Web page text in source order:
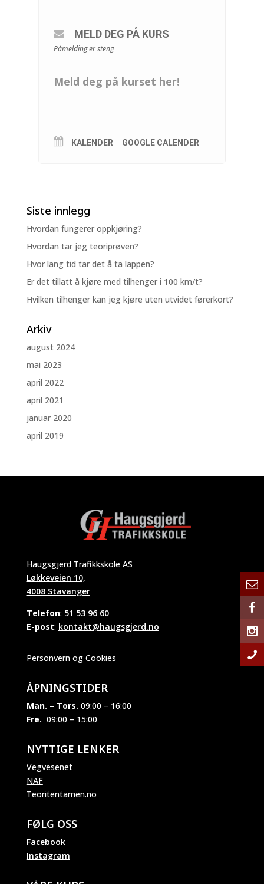
MELD DEG PÅ KURS
Påmelding er steng
Meld deg på kurset her!
KALENDER GOOGLE CALENDER
Siste innlegg
Hvordan fungerer oppkjøring?
Hvordan tar jeg teoriprøven?
Hvor lang tid tar det å ta lappen?
Er det tillatt å kjøre med tilhenger i 100 km/t?
Hvilken tilhenger kan jeg kjøre uten utvidet førerkort?
Arkiv
august 2024
mai 2023
april 2022
april 2021
januar 2020
april 2019
Haugsgjerd Trafikkskole AS
Løkkeveien 10,
4008 Stavanger
Telefon: 51 53 96 60
E-post: kontakt@haugsgjerd.no
Personvern og Cookies
ÅPNINGSTIDER
Man. – Tors. 09:00 – 16:00
Fre. 09:00 – 15:00
NYTTIGE LENKER
Vegvesenet
NAF
Teoritentamen.no
FØLG OSS
Facebook
Instagram